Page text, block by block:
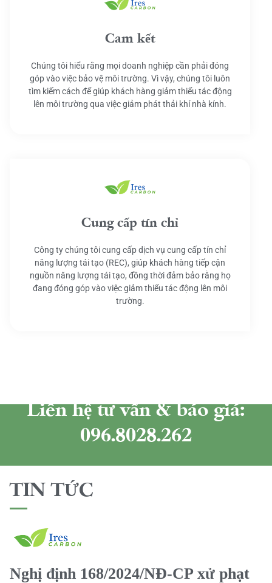
Cam kết
Chúng tôi hiểu rằng mọi doanh nghiệp cần phải đóng
góp vào việc bảo vệ môi trường. Vì vậy, chúng tôi luôn
tìm kiếm cách để giúp khách hàng giảm thiểu tác động
lên môi trường qua việc giảm phát thải khí nhà kính.
Cung cấp tín chỉ
Công ty chúng tôi cung cấp dịch vụ cung cấp tín chỉ
năng lượng tái tạo (REC), giúp khách hàng tiếp cận
nguồn năng lượng tái tạo, đồng thời đảm bảo rằng họ
đang đóng góp vào việc giảm thiểu tác động lên môi
trường.
Liên hệ tư vấn & báo giá:
096.8028.262
TIN TỨC
Nghị định 168/2024/NĐ-CP xử phạt